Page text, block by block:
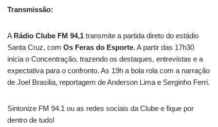
Transmissão:
A Rádio Clube FM 94,1 transmite a partida direto do estádio
Santa Cruz, com Os Feras do Esporte. A partir das 17h30
inicia o Concentração, trazendo os destaques, entrevistas e a
expectativa para o confronto. As 19h a bola rola com a narração
de Joel Brasilia, reportagem de Anderson Lima e Serginho Ferri.
Sintonize FM 94.1 ou as redes sociais da Clube e fique por
dentro de tudo!